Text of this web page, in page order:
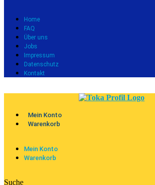
Home
FAQ
Über uns
Jobs
Impressum
Datenschutz
Kontakt
Mein Konto
Warenkorb
Mein Konto
Warenkorb
Suche